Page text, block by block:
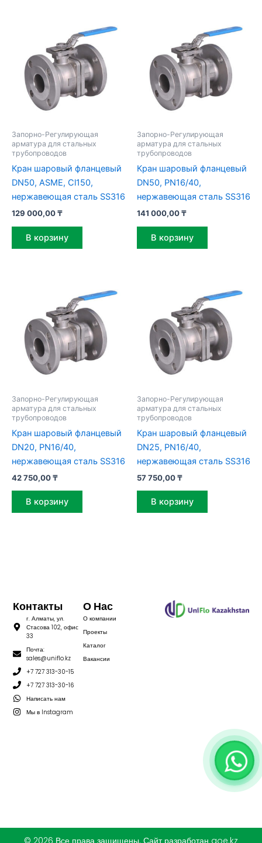
Запорно-Регулирующая
арматура для стальных
трубопроводов
Кран шаровый фланцевый
DN50, ASME, Cl150,
нержавеющая сталь SS316
129 000,00₸
В корзину
Запорно-Регулирующая
арматура для стальных
трубопроводов
Кран шаровый фланцевый
DN50, PN16/40,
нержавеющая сталь SS316
141 000,00₸
В корзину
Запорно-Регулирующая
арматура для стальных
трубопроводов
Кран шаровый фланцевый
DN20, PN16/40,
нержавеющая сталь SS316
42 750,00₸
В корзину
Запорно-Регулирующая
арматура для стальных
трубопроводов
Кран шаровый фланцевый
DN25, PN16/40,
нержавеющая сталь SS316
57 750,00₸
В корзину
О Нас
О компании
Проекты
Каталог
Вакансии
Контакты
г. Алматы, ул.
Стасова 102, офис
33
Почта:
sales@uniflo.kz
+7 727 313-30-15
+7 727 313-30-16
Написать нам
Мы в Instagram
© 2026 Все права защищены. Сайт разработан aoe.kz